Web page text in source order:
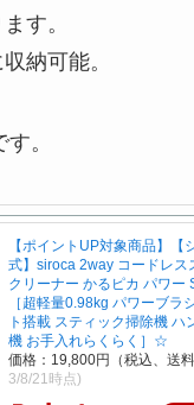
す。
納可能。
。
【ポイントUP対象商品】【
式】siroca 2way コードレス
クリーナー かるピカ パワー
［超軽量0.98kg パワーブラ
ト搭載 スティック掃除機 ハ
機 お手入れらくらく］☆
価格：19,800円（税込、送
3/8/21時点)